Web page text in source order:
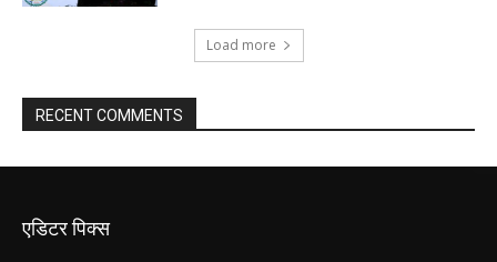
Load more
RECENT COMMENTS
एडिटर पिक्स